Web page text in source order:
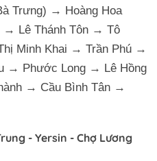
Trưng) → Hoàng Hoa
→ Lê Thánh Tôn → Tô
Minh Khai → Trần Phú →
→ Phước Long → Lê Hồng
→ Cầu Bình Tân →
- Yersin - Chợ Lương